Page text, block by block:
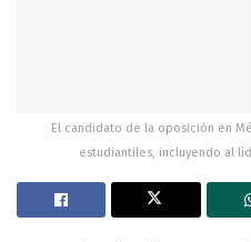
El candidato de la oposición en
estudiantiles, incluyendo al